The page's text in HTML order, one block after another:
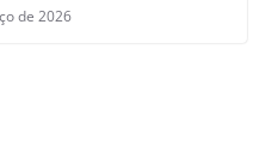
de 2026